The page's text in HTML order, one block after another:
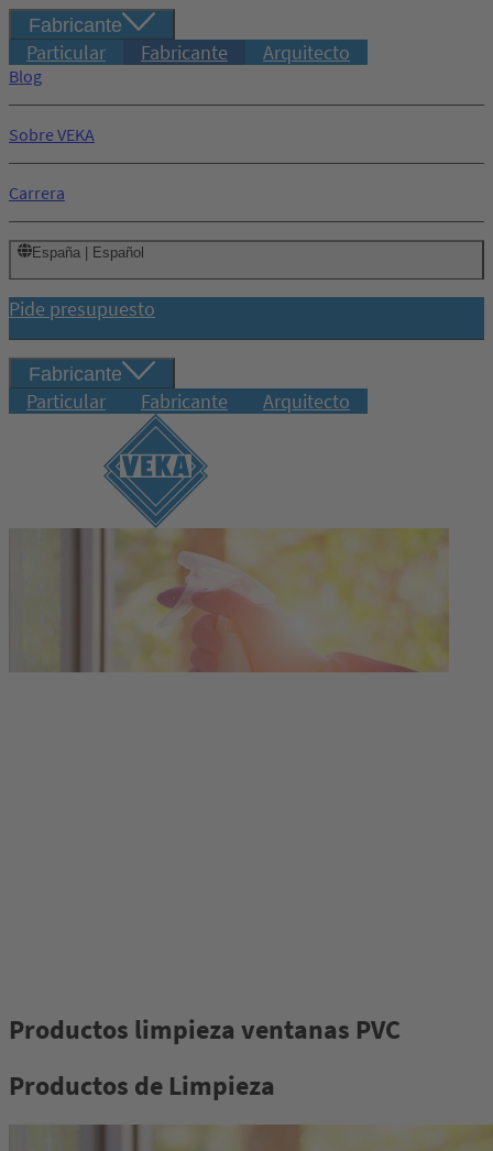
Fabricante
Particular Fabricante Arquitecto
Blog
Sobre VEKA
Carrera
España | Español
Pide presupuesto
Fabricante
Particular Fabricante Arquitecto
Productos limpieza ventanas PVC
Productos de Limpieza